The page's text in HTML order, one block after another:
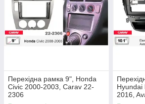
Перехідна рамка 9", Honda
Civic 2000-2003, Carav 22-
2306
Hyundai
2016,